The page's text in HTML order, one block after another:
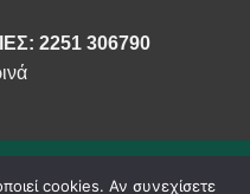
2251 306790
cookies. Αν συνεχίσετε